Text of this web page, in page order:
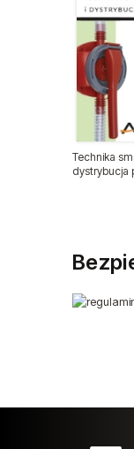
Nity
Technika
dystrybucja